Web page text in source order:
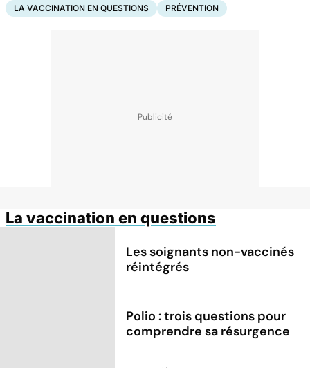
LA VACCINATION EN QUESTIONS PRÉVENTION
La vaccination en questions
Les soignants non-vaccinés
réintégrés
Polio : trois questions pour
comprendre sa résurgence